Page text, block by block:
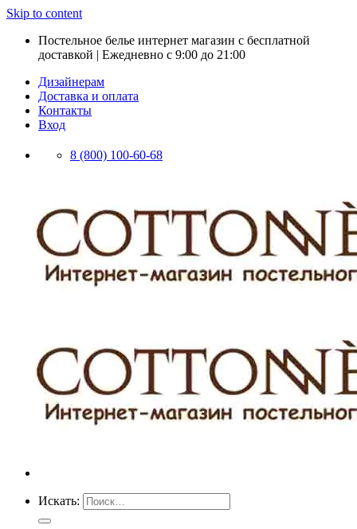
Skip to content
Постельное белье интернет магазин с бесплатной
доставкой | Ежедневно с 9:00 до 21:00
Дизайнерам
Доставка и оплата
Контакты
Вход
8 (800) 100-60-68
Искать: